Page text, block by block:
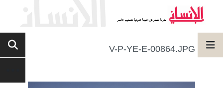
V-P-YE-E-00864.JPG